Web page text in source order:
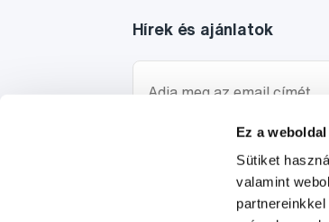
Ez a
Sütiket
valamint
Hírek és ajánlatok
Szeretnék tájékoztatást kapni a
egyetértek a személyes
adataim